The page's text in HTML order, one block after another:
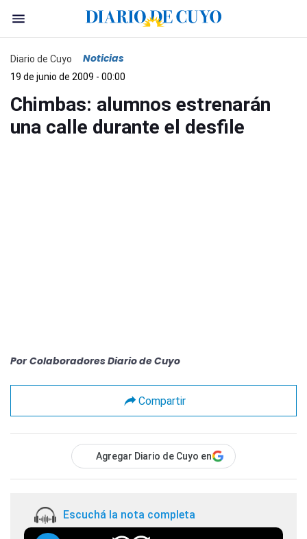
Diario de Cuyo Noticias
19 de junio de 2009 - 00:00
Chimbas: alumnos estrenarán
una calle durante el desfile
Por Colaboradores Diario de Cuyo
Compartir
Agregar Diario de Cuyo en
Escuchá la nota completa